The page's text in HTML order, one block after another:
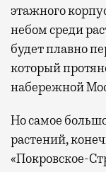
этажного
небом среди
будет плавно
который
набережной
Но самое
растений,
«Покровское-